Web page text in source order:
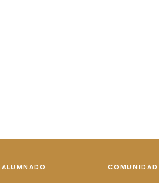
ALUMNADO COMUNIDAD